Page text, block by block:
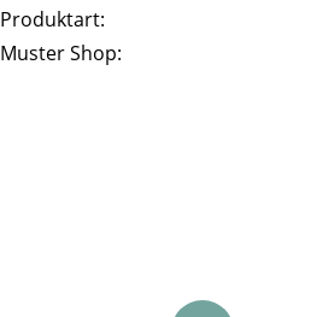
Produktart:
Muster Shop: